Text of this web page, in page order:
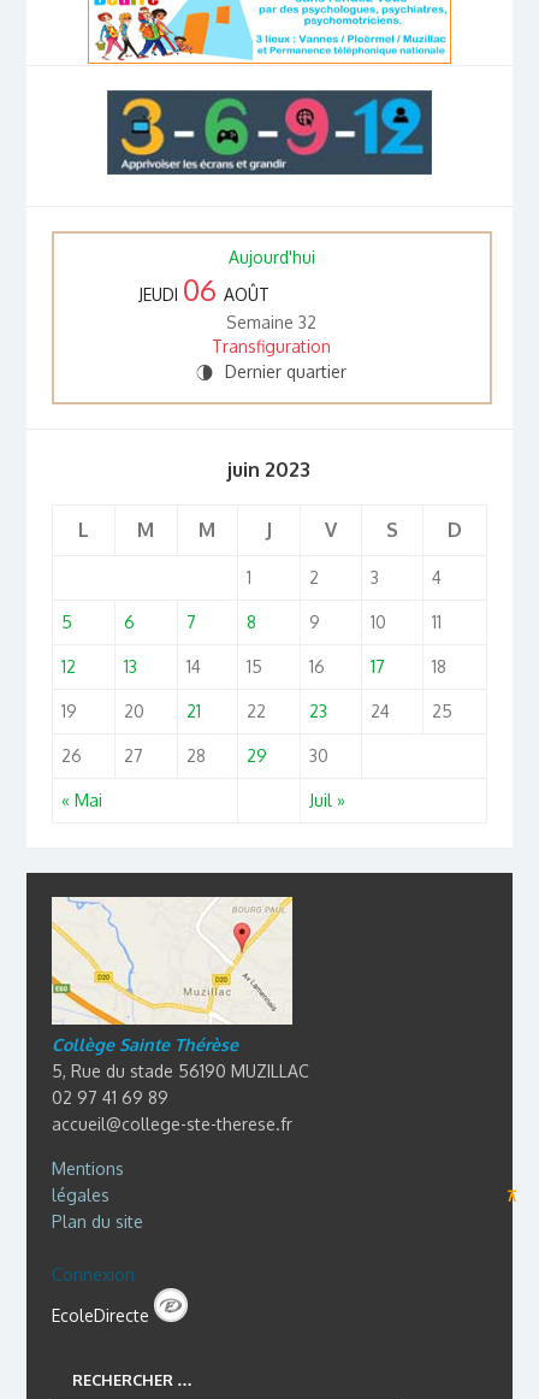
Aujourd'hui
JEUDI 06 AOÛT
Semaine 32
Transfiguration
U Dernier quartier
juin 2023
L M M J V S D
« Mai Juil »
1 2 3 4
5 6 7 8 9 10 11
12 13 14 15 16 17 18
19 20 21 22 23 24 25
26 27 28 29 30
Collège Sainte Thérèse
5, Rue du stade 56190 MUZILLAC
02 97 41 69 89
accueil@college-ste-therese.fr
Mentions
légales
⊼
Plan du site
Connexion
EcoleDirecte
RECHERCHER …